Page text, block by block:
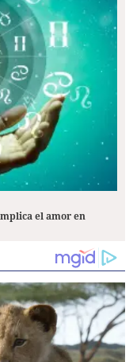
el amor en